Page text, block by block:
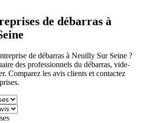
de débarras à
de débarras à Neuilly Sur Seine ?
des professionnels du débarras, vide-
Comparez les avis clients et contactez